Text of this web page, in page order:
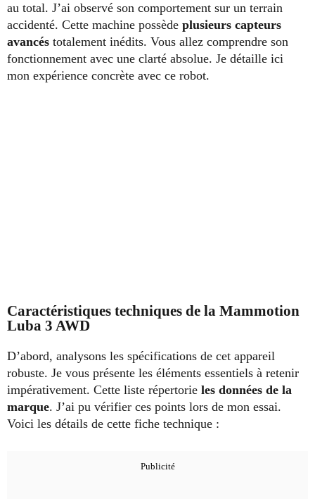
au total. J’ai observé son comportement sur un terrain
accidenté. Cette machine possède plusieurs capteurs
avancés totalement inédits. Vous allez comprendre son
fonctionnement avec une clarté absolue. Je détaille ici
mon expérience concrète avec ce robot.
Caractéristiques techniques de la Mammotion
Luba 3 AWD
D’abord, analysons les spécifications de cet appareil
robuste. Je vous présente les éléments essentiels à retenir
impérativement. Cette liste répertorie les données de la
marque. J’ai pu vérifier ces points lors de mon essai.
Voici les détails de cette fiche technique :